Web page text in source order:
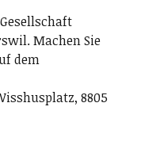
Machen Sie
dem
8805